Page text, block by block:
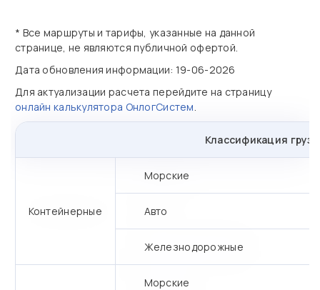
* Все маршруты и тарифы, указанные на данной
странице, не являются публичной офертой.
Дата обновления информации: 19-06-2026
Для актуализации расчета перейдите на страницу
онлайн калькулятора ОнлогСистем.
Классификация
Контейнерные
Морские
Авто
Железнодорожные
Морские